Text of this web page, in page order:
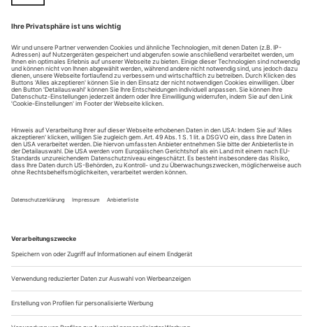
Man sieht es und staunt. Nell kann gehen. Zumindest am
Anfang dieses Abends, der vom Ende erzählt und wie man
sich darauf vorbereitet, wie man die Stufen vom Sein zum
Nichts herabschwebt, ohne schwindelig zu werden. In Frack
und weißem Hemd tritt also die Frau, die im Stück nach
einem Unfall keine Beine mehr hat, vor den Vorhang, lächelt
Vergesst uns nie!
Das Theater Lübeck präsentiert Mieczysław Weinbergs «Passagierin»
welch gewaltige Peripetie in ihm steckt und wie viel von der
Idee eines Menschen in der Revolte. «Konzert» ist dieses Bild
überschrieben, und ein ebensolches steht nun auch in jenem
Raum des Badehauses im KZ Auschwitz an, der jedoch im
Theater...